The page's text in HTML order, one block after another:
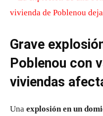
Grave
Poblenou con
viviendas
Una explosión en un